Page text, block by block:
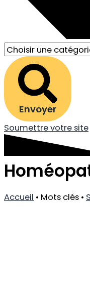
Envoyer
Soumettre votre site
Accueil • Mots clés •